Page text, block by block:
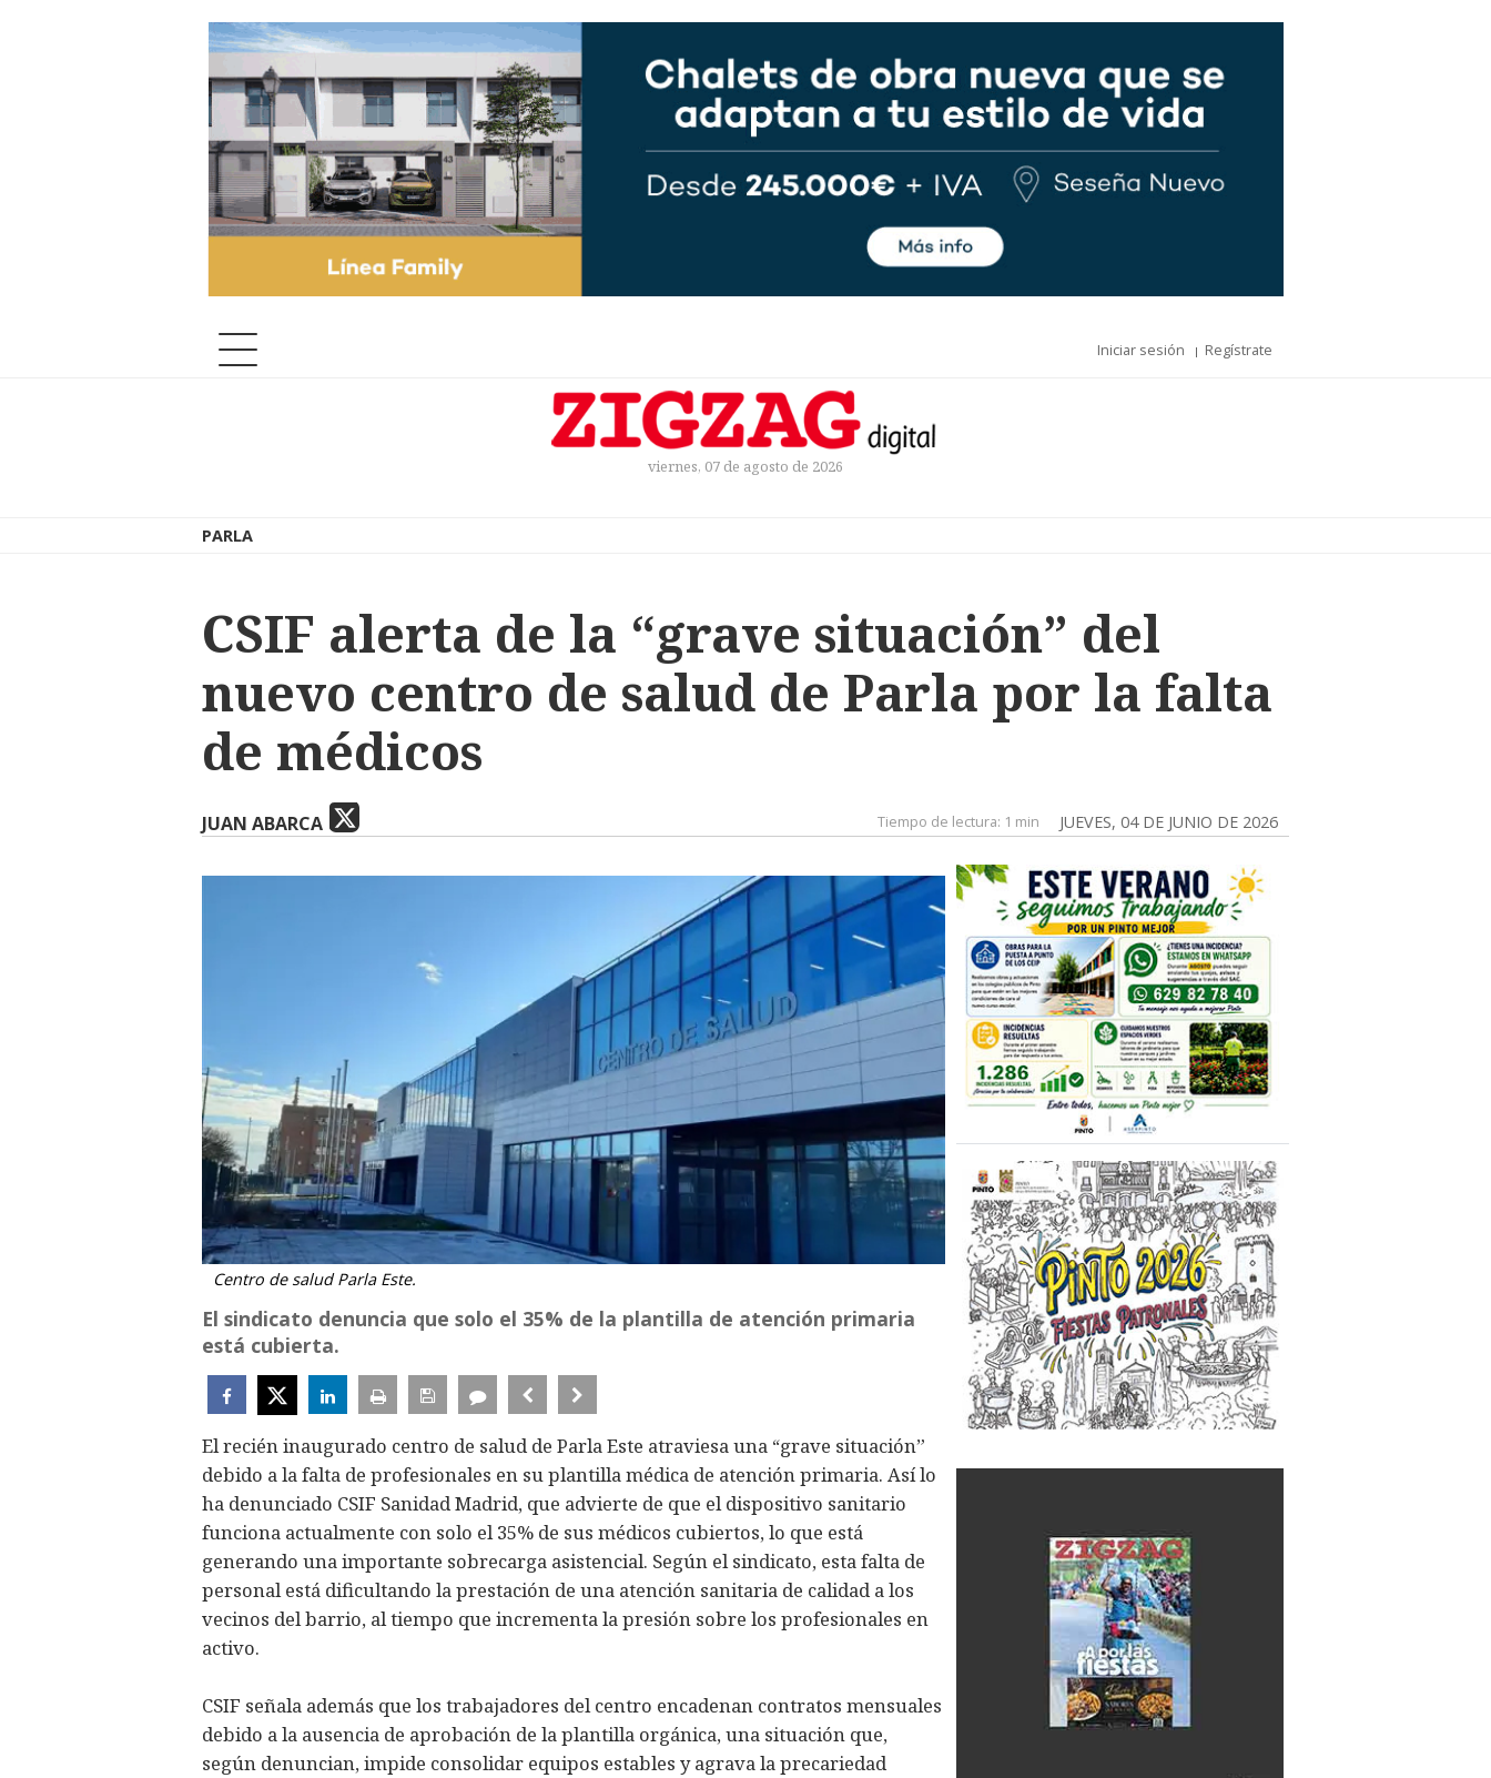
Iniciar sesión Regístrate
viernes, 07 de agosto de 2026
PARLA
CSIF alerta de la “grave situación” del
nuevo centro de salud de Parla por la falta
de médicos
JUAN ABARCA JUEVES, 04 DE JUNIO DE 2026
Tiempo de lectura: 1 min
Centro de salud Parla Este.
El sindicato denuncia que solo el 35% de la plantilla de atención primaria
está cubierta.
El recién inaugurado centro de salud de Parla Este atraviesa una “grave situación”
debido a la falta de profesionales en su plantilla médica de atención primaria. Así lo
ha denunciado CSIF Sanidad Madrid, que advierte de que el dispositivo sanitario
funciona actualmente con solo el 35% de sus médicos cubiertos, lo que está
generando una importante sobrecarga asistencial. Según el sindicato, esta falta de
personal está dificultando la prestación de una atención sanitaria de calidad a los
vecinos del barrio, al tiempo que incrementa la presión sobre los profesionales en
activo.
CSIF señala además que los trabajadores del centro encadenan contratos mensuales
debido a la ausencia de aprobación de la plantilla orgánica, una situación que,
según denuncian, impide consolidar equipos estables y agrava la precariedad